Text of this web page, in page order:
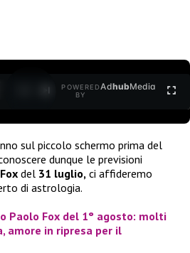
POWERED
BY
AdhubMedia
sul piccolo schermo prima del
dunque le previsioni
del 31 luglio, ci affideremo
di astrologia.
Paolo Fox del 1° agosto: molti
amore in ripresa per il